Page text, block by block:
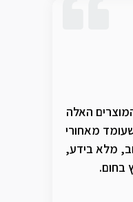
האלה
מאחורי
מלא בידע,
בחום.